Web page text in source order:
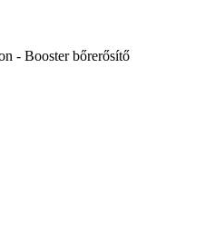
- Booster bőrerősítő